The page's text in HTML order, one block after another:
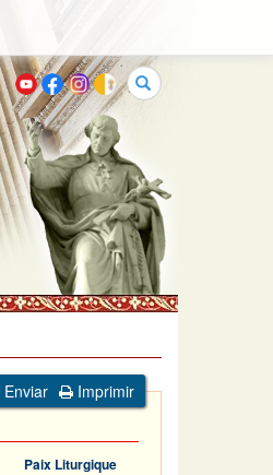
Buscar
Enviar
Imprimir
Paix Liturgique